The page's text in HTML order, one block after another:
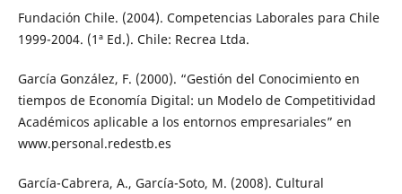
Fundación Chile. (2004). Competencias Laborales para Chile
1999-2004. (1ª Ed.). Chile: Recrea Ltda.
García González, F. (2000). “Gestión del Conocimiento en
tiempos de Economía Digital: un Modelo de Competitividad
Académicos aplicable a los entornos empresariales” en
www.personal.redestb.es
García-Cabrera, A., García-Soto, M. (2008). ¨Cultural